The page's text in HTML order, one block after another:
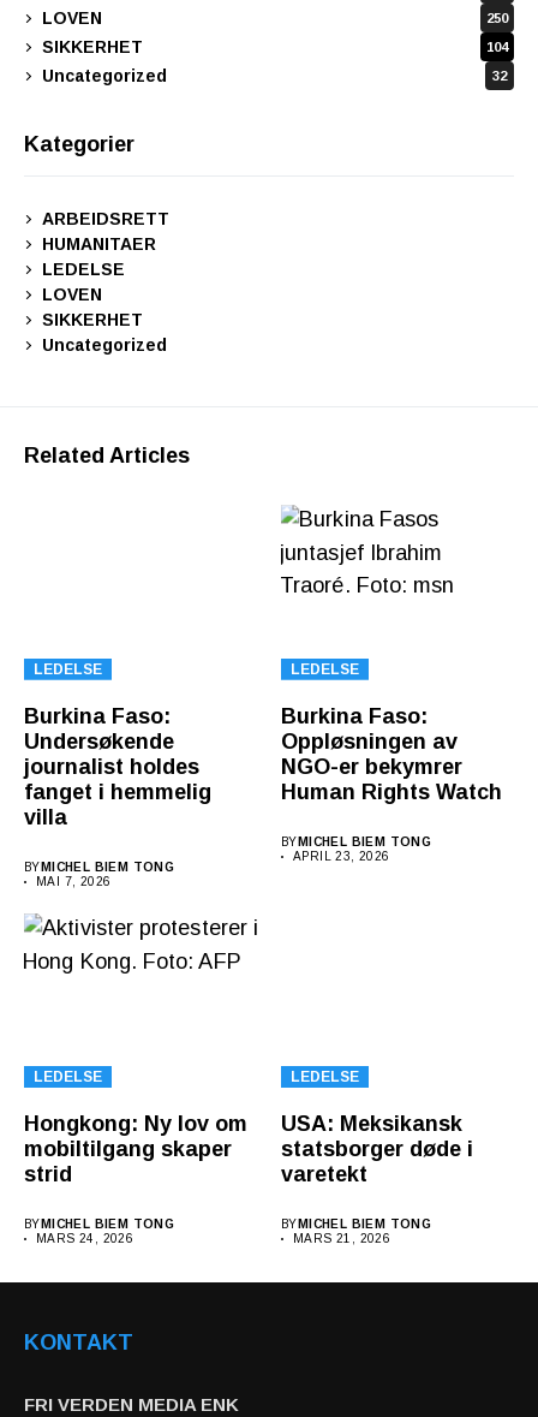
LOVEN 250
SIKKERHET 104
Uncategorized 32
Kategorier
ARBEIDSRETT
HUMANITAER
LEDELSE
LOVEN
SIKKERHET
Uncategorized
Related Articles
LEDELSE
Burkina Faso:
Undersøkende
journalist holdes
fanget i hemmelig
villa
BY MICHEL BIEM TONG
MAI 7, 2026
LEDELSE
Burkina Faso:
Oppløsningen av
NGO-er bekymrer
Human Rights Watch
BY MICHEL BIEM TONG
APRIL 23, 2026
LEDELSE
Hongkong: Ny lov om
mobiltilgang skaper
strid
BY MICHEL BIEM TONG
MARS 24, 2026
LEDELSE
USA: Meksikansk
statsborger døde i
varetekt
BY MICHEL BIEM TONG
MARS 21, 2026
KONTAKT
FRI VERDEN MEDIA ENK